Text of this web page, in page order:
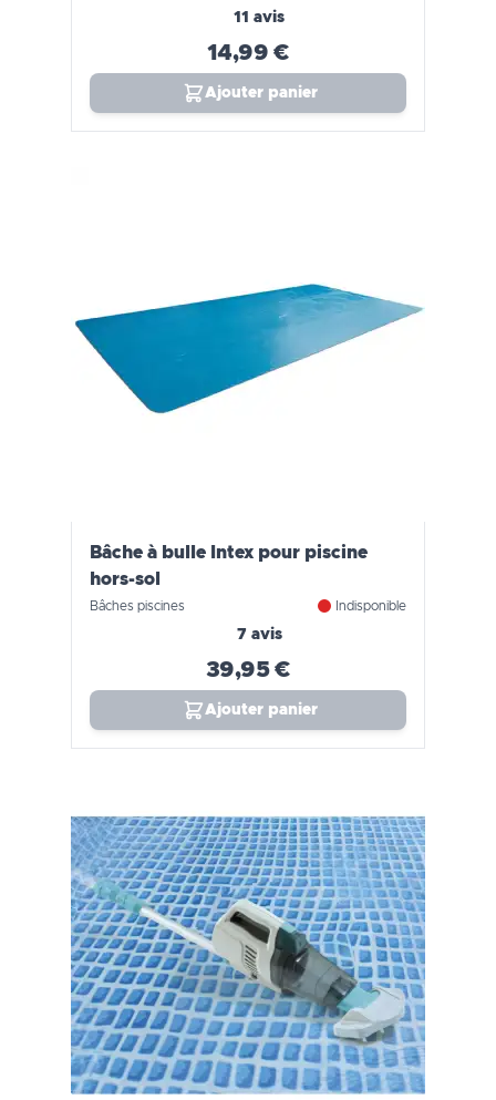
11 avis
14,99 €
Ajouter panier
Bâche à bulle Intex pour piscine
hors-sol
Bâches piscines Indisponible
7 avis
39,95 €
Ajouter panier